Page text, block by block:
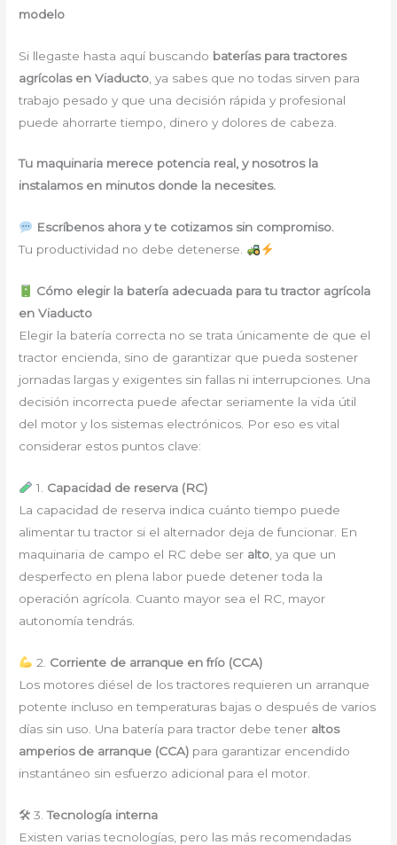
modelo
Si llegaste hasta aquí buscando baterías para tractores
agrícolas en Viaducto , ya sabes que no todas sirven para
trabajo pesado y que una decisión rápida y profesional
puede ahorrarte tiempo, dinero y dolores de cabeza.
Tu maquinaria merece potencia real, y nosotros la
instalamos en minutos donde la necesites.
Escríbenos ahora y te cotizamos sin compromiso.
Tu productividad no debe detenerse.
Cómo elegir la batería adecuada para tu tractor agrícola
en Viaducto
Elegir la batería correcta no se trata únicamente de que el
tractor encienda, sino de garantizar que pueda sostener
jornadas largas y exigentes sin fallas ni interrupciones. Una
decisión incorrecta puede afectar seriamente la vida útil
del motor y los sistemas electrónicos. Por eso es vital
considerar estos puntos clave:
1. Capacidad de reserva (RC)
La capacidad de reserva indica cuánto tiempo puede
alimentar tu tractor si el alternador deja de funcionar. En
maquinaria de campo el RC debe ser alto , ya que un
desperfecto en plena labor puede detener toda la
operación agrícola. Cuanto mayor sea el RC, mayor
autonomía tendrás.
2. Corriente de arranque en frío (CCA)
Los motores diésel de los tractores requieren un arranque
potente incluso en temperaturas bajas o después de varios
días sin uso. Una batería para tractor debe tener altos
amperios de arranque (CCA) para garantizar encendido
instantáneo sin esfuerzo adicional para el motor.
🛠 3.Tecnología interna
Existen varias tecnologías, pero las más recomendadas